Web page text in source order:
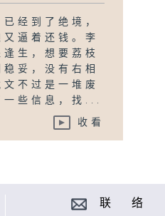
经到了绝境，
逼着还钱。李
生，想要荔枝
妥，没有右相
不过是一堆废
一些信息，找...
收看
联 络